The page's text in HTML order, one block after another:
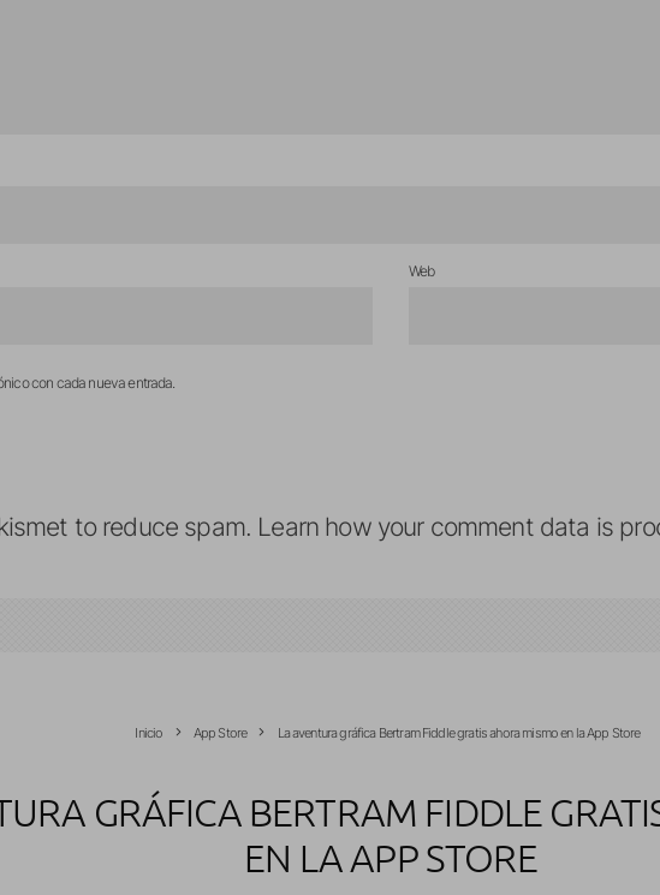
Web
con cada nueva entrada.
to reduce spam. Learn how your comment data is
Inicio App Store La aventura gráfica Bertram Fiddle gratis ahora mismo en la App Store
GRÁFICA BERTRAM FIDDLE
EN LA APP STORE